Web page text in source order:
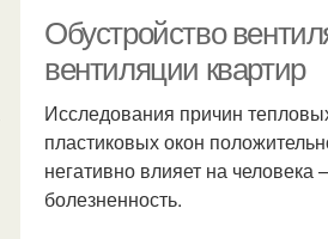
квартирах
Вентиляции в кухне
Обустройство
вентиляции квартир
Исследования причин
пластиковых окон
негативно влияет на человека
болезненность.